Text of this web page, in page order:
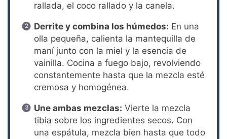
rallada, el coco rallado y la canela.
Derrite y combina los húmedos: En una
olla pequeña, calienta la mantequilla de
maní junto con la miel y la esencia de
vainilla. Cocina a fuego bajo, revolviendo
constantemente hasta que la mezcla esté
cremosa y homogénea.
Une ambas mezclas: Vierte la mezcla
tibia sobre los ingredientes secos. Con
una espátula, mezcla bien hasta que todo